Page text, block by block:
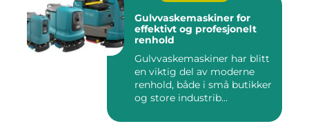
Gulvvaskemaskiner for
effektivt og profesjonelt
renhold
Gulvvaskemaskiner har blitt
en viktig del av moderne
renhold, både i små butikker
og store industrib...